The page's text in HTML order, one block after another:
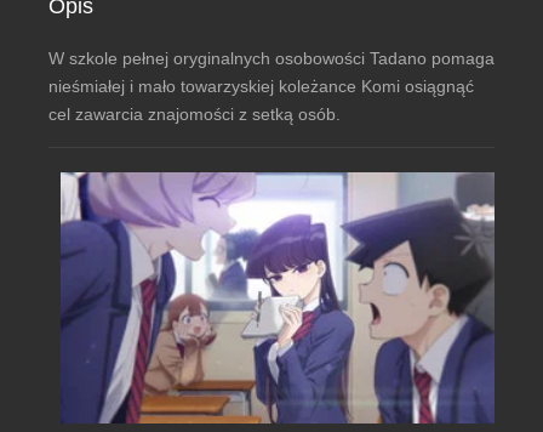
Opis
W szkole pełnej oryginalnych osobowości Tadano pomaga
nieśmiałej i mało towarzyskiej koleżance Komi osiągnąć
cel zawarcia znajomości z setką osób.